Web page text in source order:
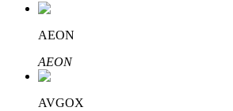
AEON
AEON
AVGOX